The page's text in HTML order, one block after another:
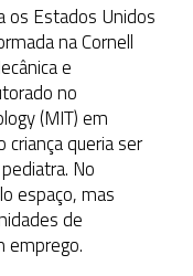
os Estados Unidos
na Cornell
e
no
(MIT) em
queria ser
No
espaço, mas
de
emprego.